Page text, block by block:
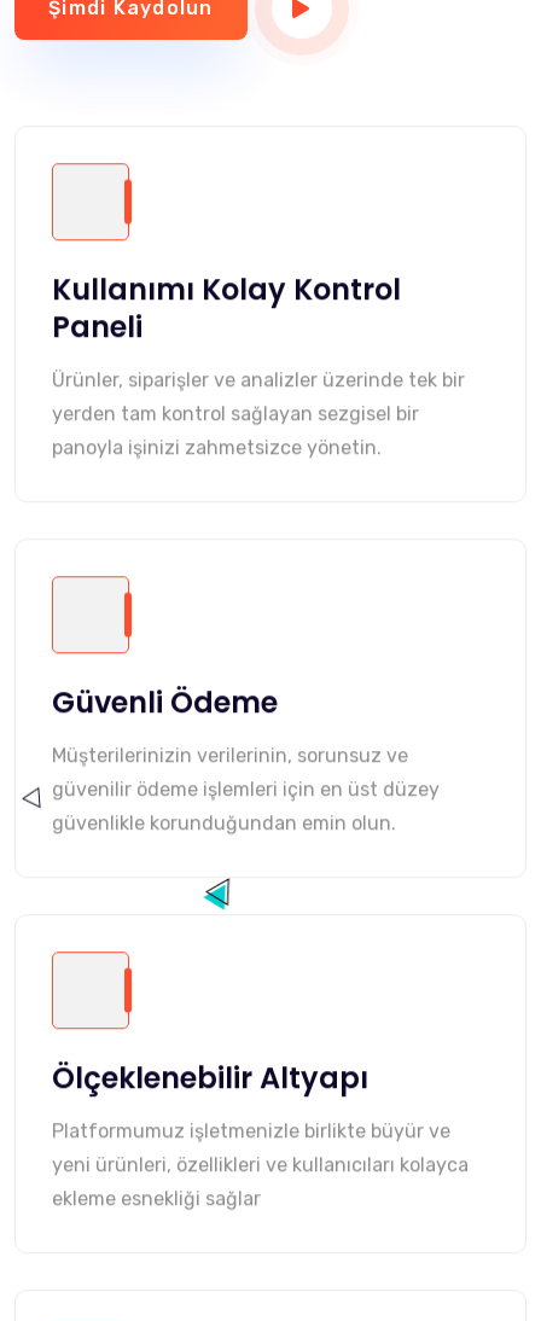
Şimdi Kaydolun
Kullanımı Kolay Kontrol
Paneli
Ürünler, siparişler ve analizler üzerinde tek bir
yerden tam kontrol sağlayan sezgisel bir
panoyla işinizi zahmetsizce yönetin.
Güvenli Ödeme
Müşterilerinizin verilerinin, sorunsuz ve
güvenilir ödeme işlemleri için en üst düzey
güvenlikle korunduğundan emin olun.
Ölçeklenebilir Altyapı
Platformumuz işletmenizle birlikte büyür ve
yeni ürünleri, özellikleri ve kullanıcıları kolayca
ekleme esnekliği sağlar